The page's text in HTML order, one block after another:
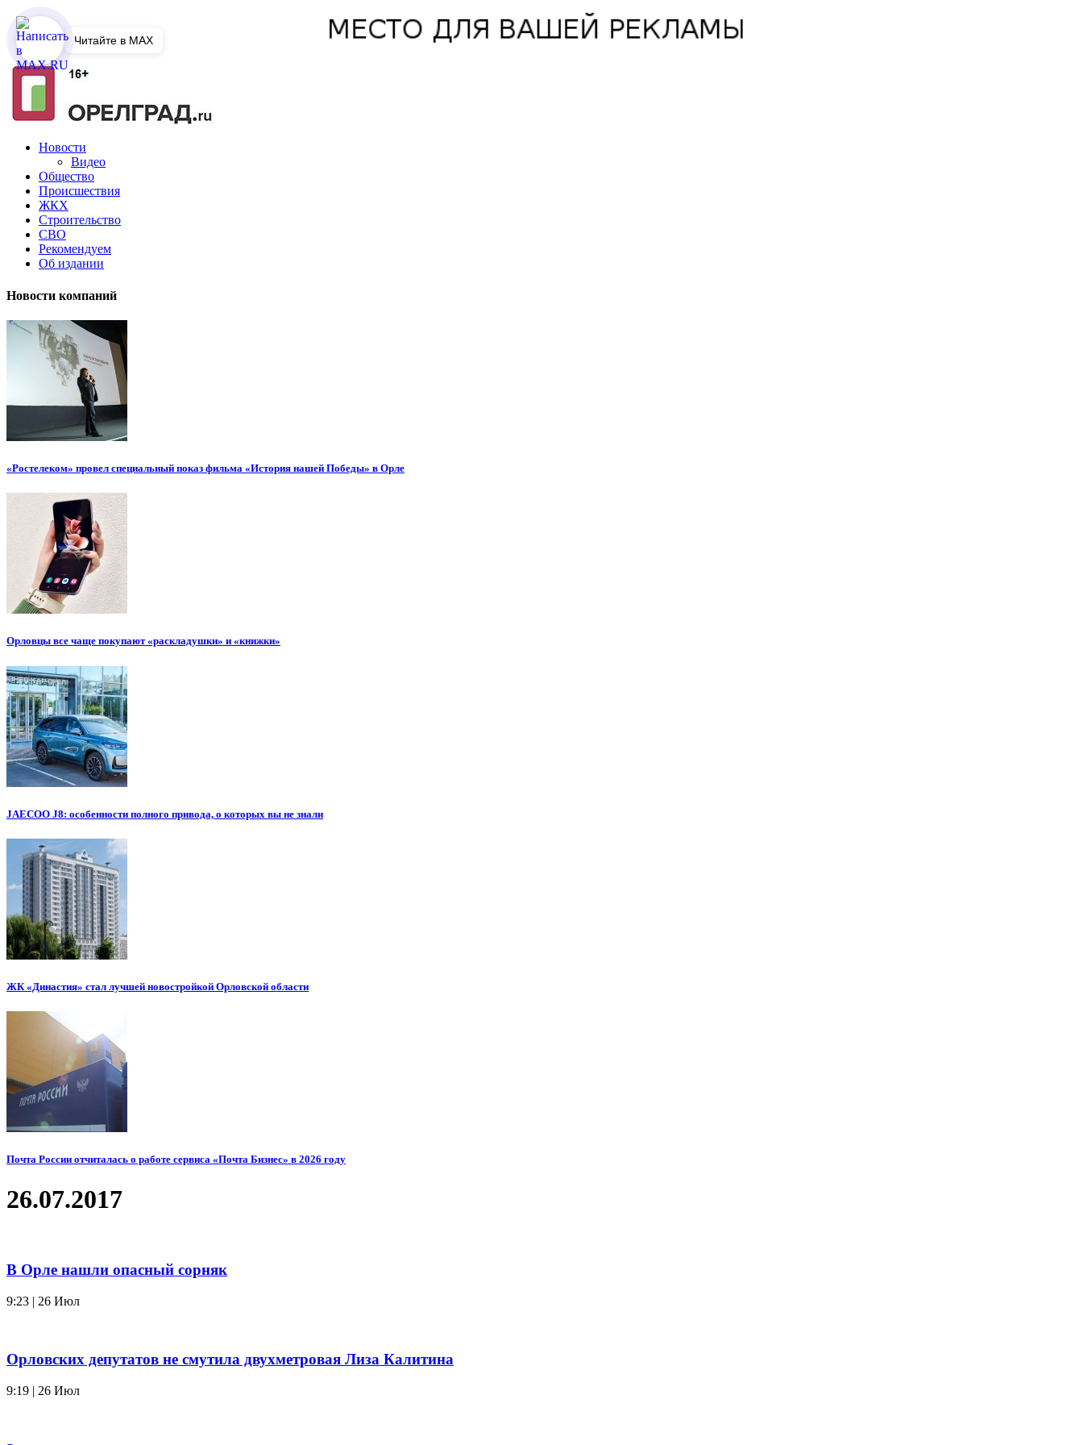
Новости
Видео
Общество
Происшествия
ЖКХ
Строительство
СВО
Рекомендуем
Об издании
Новости компаний
«Ростелеком» провел специальный показ фильма «История нашей Победы» в Орле
Орловцы все чаще покупают «раскладушки» и «книжки»
JAECOO J8: особенности полного привода, о которых вы не знали
ЖК «Династия» стал лучшей новостройкой Орловской области
Почта России отчиталась о работе сервиса «Почта Бизнес» в 2026 году
26.07.2017
В Орле нашли опасный сорняк
9:23 | 26 Июл
Орловских депутатов не смутила двухметровая Лиза Калитина
9:19 | 26 Июл
Читайте в MAX